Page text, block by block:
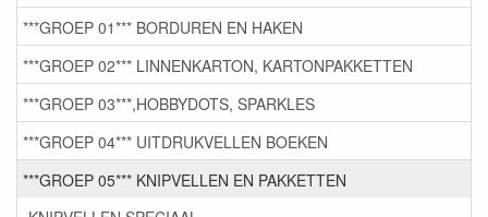
***GROEP 01*** BORDUREN EN HAKEN
***GROEP 02*** LINNENKARTON, KARTONPAKKETTEN
***GROEP 03***,HOBBYDOTS, SPARKLES
***GROEP 04*** UITDRUKVELLEN BOEKEN
***GROEP 05*** KNIPVELLEN EN PAKKETTEN